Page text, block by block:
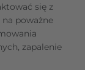
się z
poważne
zapalenie